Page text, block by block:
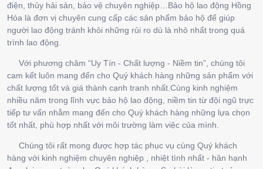
điện, thủy hải sản, bảo vệ chuyên nghiệp…Bảo hộ lao động Hồng
Hòa là đơn vị chuyên cung cấp các sản phẩm bảo hộ để giúp
người lao động tránh khỏi những rủi ro dù là nhỏ nhất trong quá
trình lao động.
Với phương châm “Uy Tín - Chất lượng - Niềm tin”, chúng tôi
cam kết luôn mang đến cho Quý khách hàng những sản phẩm với
chất lượng tốt và giá thành cạnh tranh nhất.Cùng kinh nghiệm
nhiều năm trong lĩnh vực bảo hộ lao động, niềm tin từ đội ngũ trực
tiếp tư vấn nhằm mang đến cho Quý khách hàng những lựa chọn
tốt nhất, phù hợp nhất với môi trường làm việc của mình.
Chúng tôi rất mong được hợp tác phục vụ cùng Quý khách
hàng với kinh nghiệm chuyên nghiệp , nhiệt tình nhất - hân hạnh